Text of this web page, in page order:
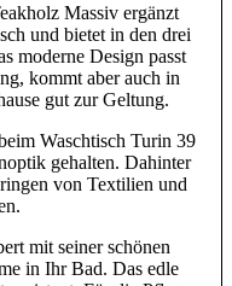
Massiv ergänzt
und bietet in den drei
moderne Design passt
kommt aber auch in
gut zur Geltung.
Waschtisch Turin 39
gehalten. Dahinter
von Textilien und
mit seiner schönen
in Ihr Bad. Das edle